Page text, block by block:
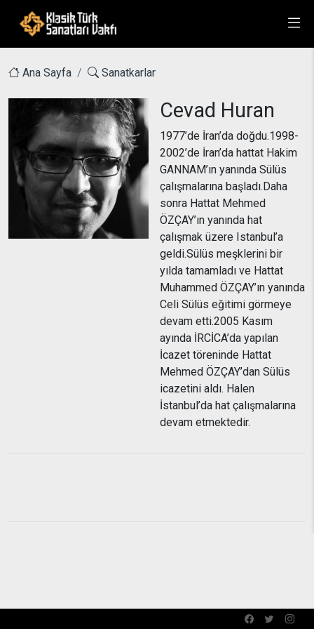
Ana Sayfa Sanatkarlar
Cevad Huran
1977’de İran’da doğdu.1998-
2002’de İran’da hattat Hakim
GANNAM’ın yanında Sülüs
çalışmalarına başladı.Daha
sonra Hattat Mehmed
ÖZÇAY’ın yanında hat
çalışmak üzere Istanbul’a
geldi.Sülüs meşklerini bir
yılda tamamladı ve Hattat
Muhammed ÖZÇAY’ın yanında
Celi Sülüs eğitimi görmeye
devam etti.2005 Kasım
ayında İRCİCA’da yapılan
İcazet töreninde Hattat
Mehmed ÖZÇAY’dan Sülüs
icazetini aldı. Halen
İstanbul’da hat çalışmalarına
devam etmektedir.